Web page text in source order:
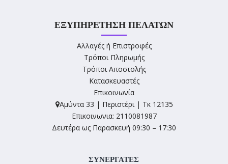
ΕΞΥΠΗΡΈΤΗΣΗ ΠΕΛΑΤΏΝ
Αλλαγές ή Επιστροφές
Τρόποι Πληρωμής
Τρόποι Αποστολής
Κατασκευαστές
Επικοινωνία
Αμύντα 33 | Περιστέρι | Τκ 12135
Επικοινωνια: 2110081987
Δευτέρα ως Παρασκευή 09:30 – 17:30
ΣΥΝΕΡΓΑΤΕΣ